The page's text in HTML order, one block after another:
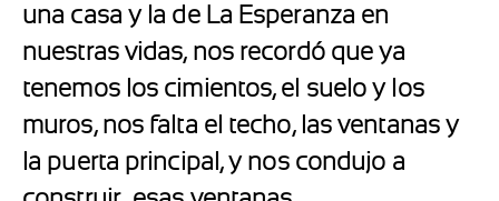
una casa y la de La Esperanza en
nuestras vidas, nos recordó que ya
tenemos los cimientos, el suelo y los
muros, nos falta el techo, las ventanas y
la puerta principal, y nos condujo a